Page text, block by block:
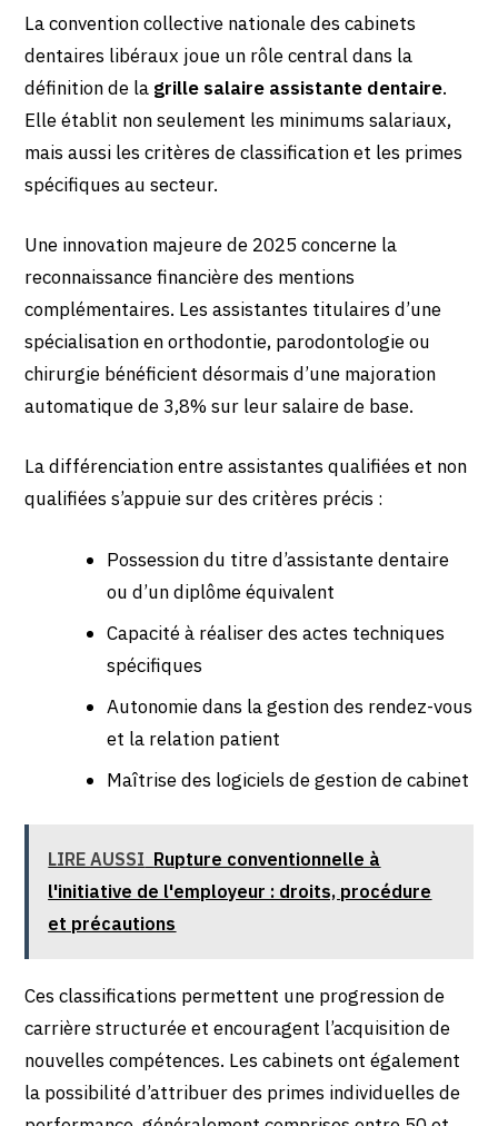
La convention collective nationale des cabinets
dentaires libéraux joue un rôle central dans la
définition de la grille salaire assistante dentaire.
Elle établit non seulement les minimums salariaux,
mais aussi les critères de classification et les primes
spécifiques au secteur.
Une innovation majeure de 2025 concerne la
reconnaissance financière des mentions
complémentaires. Les assistantes titulaires d’une
spécialisation en orthodontie, parodontologie ou
chirurgie bénéficient désormais d’une majoration
automatique de 3,8% sur leur salaire de base.
La différenciation entre assistantes qualifiées et non
qualifiées s’appuie sur des critères précis :
Possession du titre d’assistante dentaire
ou d’un diplôme équivalent
Capacité à réaliser des actes techniques
spécifiques
Autonomie dans la gestion des rendez-vous
et la relation patient
Maîtrise des logiciels de gestion de cabinet
LIRE AUSSI Rupture conventionnelle à
l'initiative de l'employeur : droits, procédure
et précautions
Ces classifications permettent une progression de
carrière structurée et encouragent l’acquisition de
nouvelles compétences. Les cabinets ont également
la possibilité d’attribuer des primes individuelles de